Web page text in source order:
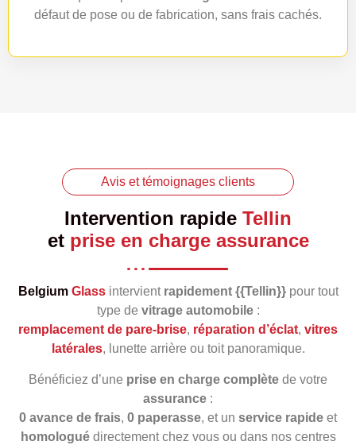
défaut de pose ou de fabrication, sans frais cachés.
Avis et témoignages clients
Intervention rapide Tellin
et prise en charge assurance
Belgium Glassintervient rapidement {{Tellin}}pour tout
type de vitrage automobile:
remplacement de pare‑brise, réparation d’éclat, vitres
latérales, lunette arrière ou toit panoramique.
Bénéficiez d’une prise en charge complète de votre
assurance :
0 avance de frais, 0 paperasse, et un service rapide et
homologuédirectement chez vous ou dans nos centres